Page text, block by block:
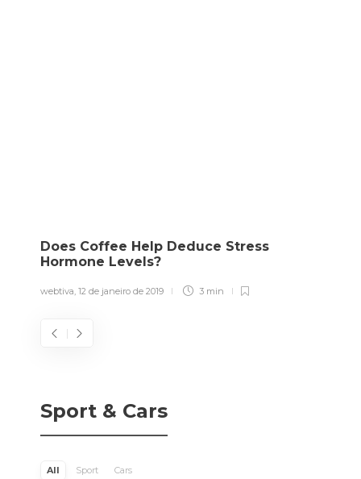
Does Coffee Help Deduce Stress
Hormone Levels?
webtiva, 12 de janeiro de 2019 3 min
Sport & Cars
All Sport Cars